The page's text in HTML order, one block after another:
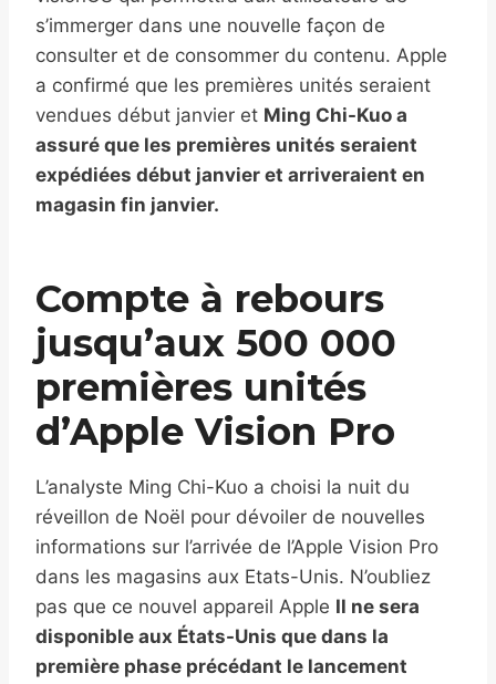
s’immerger dans une nouvelle façon de
consulter et de consommer du contenu. Apple
a confirmé que les premières unités seraient
vendues début janvier et Ming Chi-Kuo a
assuré que les premières unités seraient
expédiées début janvier et arriveraient en
magasin fin janvier.
Compte à rebours
jusqu’aux 500 000
premières unités
d’Apple Vision Pro
L’analyste Ming Chi-Kuo a choisi la nuit du
réveillon de Noël pour dévoiler de nouvelles
informations sur l’arrivée de l’Apple Vision Pro
dans les magasins aux Etats-Unis. N’oubliez
pas que ce nouvel appareil Apple Il ne sera
disponible aux États-Unis que dans la
première phase précédant le lancement